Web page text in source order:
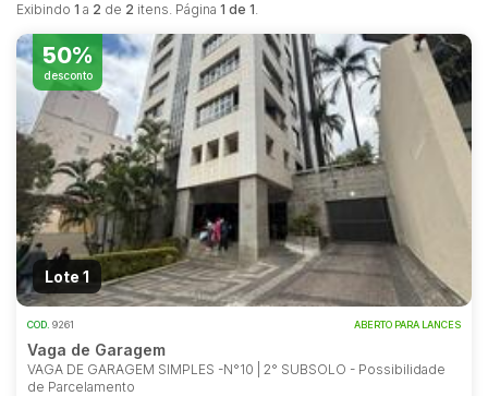
Vaga de Garagem
Veículos
Caminhão
Caminhões
Carro
Reboque
Exibindo 1 a 2 de 2 itens. Página 1 de 1.
50%
desconto
Lote 1
COD. 9261 ABERTO PARA LANCES
Vaga de Garagem
VAGA DE GARAGEM SIMPLES -N°10 | 2° SUBSOLO - Possibilidade
de Parcelamento